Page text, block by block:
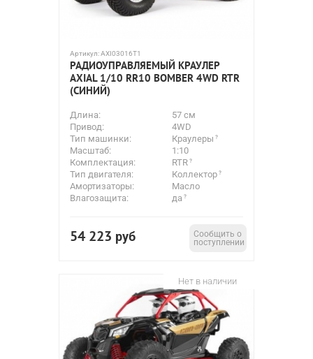
Артикул:AXI03016T1
РАДИОУПРАВЛЯЕМЫЙ КРАУЛЕР
AXIAL 1/10 RR10 BOMBER 4WD RTR
(СИНИЙ)
Длина:
57 см
Привод:
4WD
Тип машинки:
Краулеры
Масштаб:
1:10
Комплектация:
RTR
Тип двигателя:
Коллектор
Амортизаторы:
Масло
Влагозащита:
да
54 223 руб
Сообщить о
поступлении
Нет в наличии